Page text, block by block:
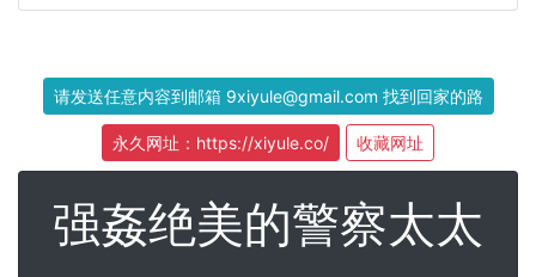
请发送任意内容到邮箱 9xiyule@gmail.com 找到回家的路
永久网址：https://xiyule.co/ 收藏网址
强姦绝美的警察太太